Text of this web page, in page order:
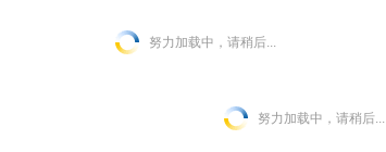
努力加载中，请稍后...
努力加载中，请稍后...